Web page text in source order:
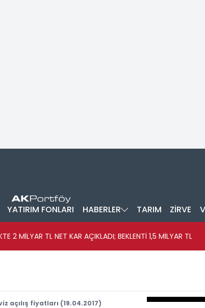
YATIRIM FONLARI HABERLER TARIM ZİRVE
2 MİLYAR TL NET KAR AÇIKLADI; BEKLENTİ 1,5 MİLYAR TL
açılış fiyatları (19.04.2017)